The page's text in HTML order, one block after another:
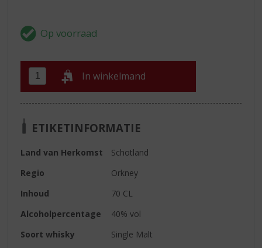
In winkelmand
ETIKETINFORMATIE
Land van Herkomst
Schotland
Regio
Orkney
Inhoud
70 CL
Alcoholpercentage
40% vol
Soort whisky
Single Malt